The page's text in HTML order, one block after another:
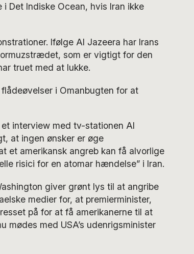
Det Indiske Ocean, hvis Iran ikke
Ifølge Al Jazeera har Irans
som er vigtigt for den
truet med at lukke.
i Omanbugten for at
interview med tv-stationen Al
at ingen ønsker er øge
et amerikansk angreb kan få alvorlige
risici for en atomar hændelse” i Iran.
giver grønt lys til at angribe
medier for, at premierminister,
på for at få amerikanerne til at
mødes med USA’s udenrigsminister